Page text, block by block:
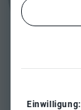
Einwilligung: